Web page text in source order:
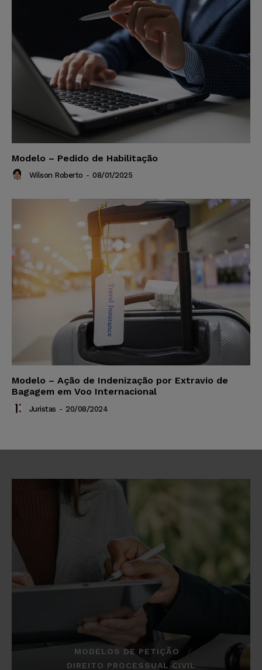
Modelo – Pedido de Habilitação
Wilson Roberto - 08/01/2025
Modelo – Ação de Indenização por Extravio de
Bagagem em Voo Internacional
Juristas - 20/08/2024